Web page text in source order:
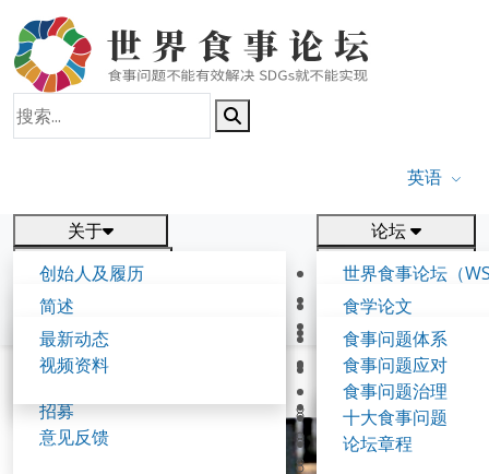
英语
关于
创始人及履历
食学理念与愿景
食学核心概念
食事论坛
食事可持续发展报告
论坛
世界食事论坛（
第五届世界食事论
参与方式
往届论坛
第一届世界食学论
第二届世界食学论
报告
简述
背景与框架
工作节点及事项
招募
意见反馈
研究
食学论文
出版物
论坛成果
《伊尹倡议》（
《食学带路共识》
专家解读
新闻
最新动态
视频资料
相关
食事问题体系
食事问题应对
食事问题治理
十大食事问题
论坛章程
联系我们